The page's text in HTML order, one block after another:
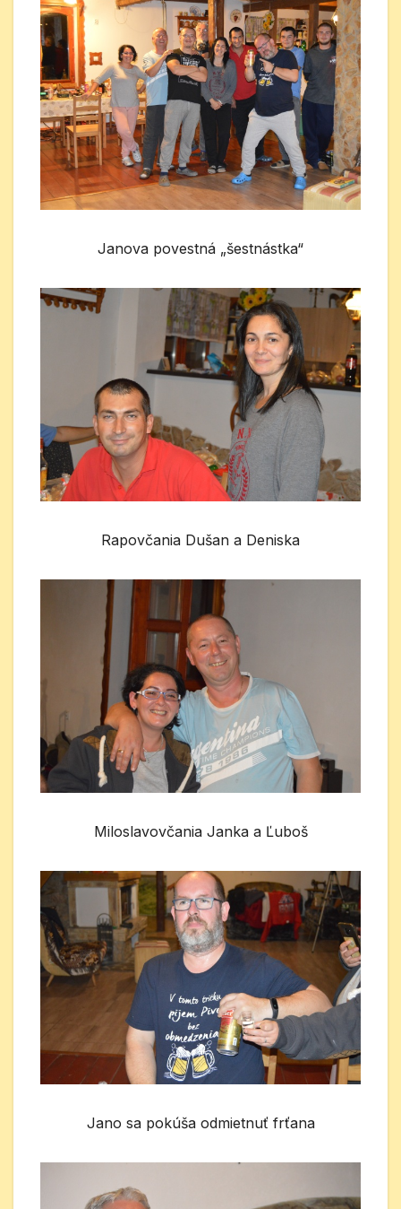
Janova povestná „šestnástka“
Rapovčania Dušan a Deniska
Miloslavovčania Janka a Ľuboš
Jano sa pokúša odmietnuť frťana